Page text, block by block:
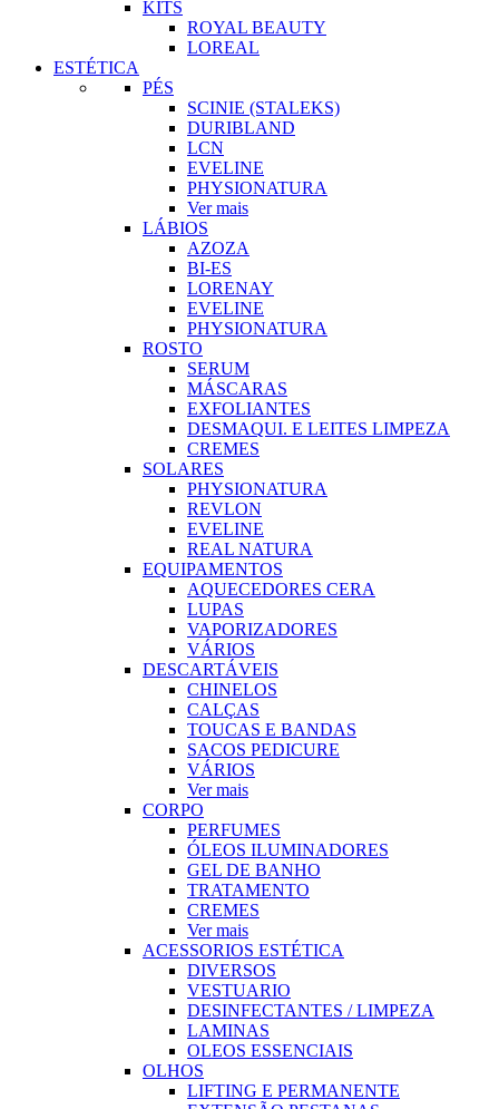
KITS
ROYAL BEAUTY
LOREAL
ESTÉTICA
PÉS
SCINIE (STALEKS)
DURIBLAND
LCN
EVELINE
PHYSIONATURA
Ver mais
LÁBIOS
AZOZA
BI-ES
LORENAY
EVELINE
PHYSIONATURA
ROSTO
SERUM
MÁSCARAS
EXFOLIANTES
DESMAQUI. E LEITES LIMPEZA
CREMES
SOLARES
PHYSIONATURA
REVLON
EVELINE
REAL NATURA
EQUIPAMENTOS
AQUECEDORES CERA
LUPAS
VAPORIZADORES
VÁRIOS
DESCARTÁVEIS
CHINELOS
CALÇAS
TOUCAS E BANDAS
SACOS PEDICURE
VÁRIOS
Ver mais
CORPO
PERFUMES
ÓLEOS ILUMINADORES
GEL DE BANHO
TRATAMENTO
CREMES
Ver mais
ACESSORIOS ESTÉTICA
DIVERSOS
VESTUARIO
DESINFECTANTES / LIMPEZA
LAMINAS
OLEOS ESSENCIAIS
OLHOS
LIFTING E PERMANENTE